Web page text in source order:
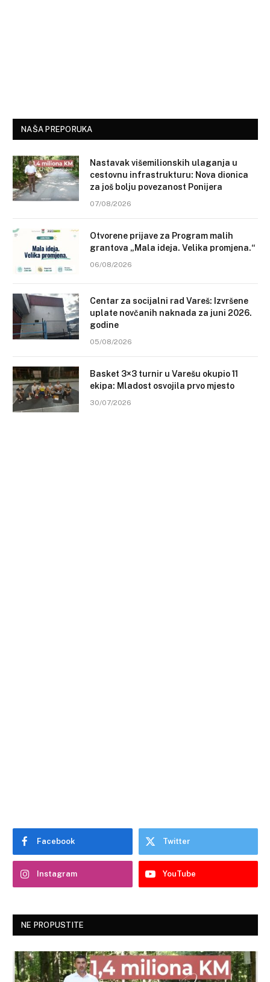
NAŠA PREPORUKA
Nastavak višemilionskih ulaganja u
cestovnu infrastrukturu: Nova dionica
za još bolju povezanost Ponijera
07/08/2026
Otvorene prijave za Program malih
grantova „Mala ideja. Velika promjena.“
06/08/2026
Centar za socijalni rad Vareš: Izvršene
uplate novčanih naknada za juni 2026.
godine
05/08/2026
Basket 3×3 turnir u Varešu okupio 11
ekipa: Mladost osvojila prvo mjesto
30/07/2026
Facebook Twitter
Instagram YouTube
NE PROPUSTITE